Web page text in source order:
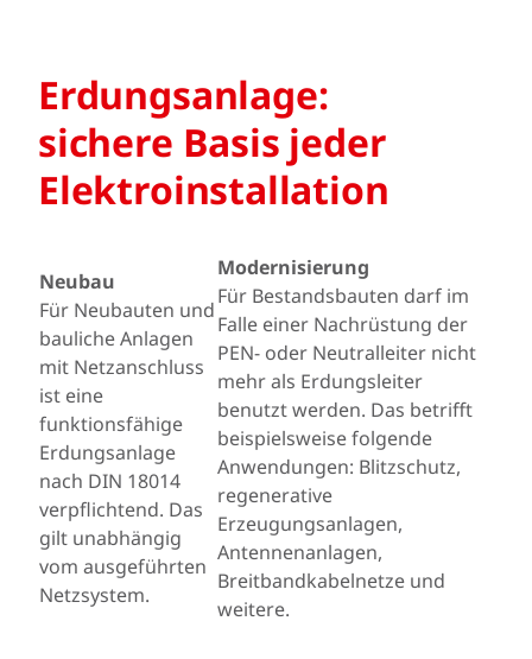
Erdungsanlage:
sichere Basis jeder
Elektroinstallation
Neubau
Für Neubauten und
bauliche Anlagen
mit Netzanschluss
ist eine
funktionsfähige
Erdungsanlage
nach DIN 18014
verpflichtend. Das
gilt unabhängig
vom ausgeführten
Netzsystem.
Modernisierung
Für Bestandsbauten darf im
Falle einer Nachrüstung der
PEN- oder Neutralleiter nicht
mehr als Erdungsleiter
benutzt werden. Das betrifft
beispielsweise folgende
Anwendungen: Blitzschutz,
regenerative
Erzeugungsanlagen,
Antennenanlagen,
Breitbandkabelnetze und
weitere.